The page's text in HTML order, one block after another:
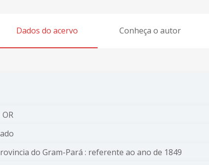
Dados do acervo Conheça o autor
do Gram-Pará : referente ao ano de 1849